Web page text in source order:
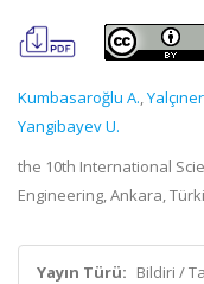
Kumbasaroğlu A.,
Yangibayev U.
the 10th International
Engineering, Ankara,
Yayın Türü: Bildiri /